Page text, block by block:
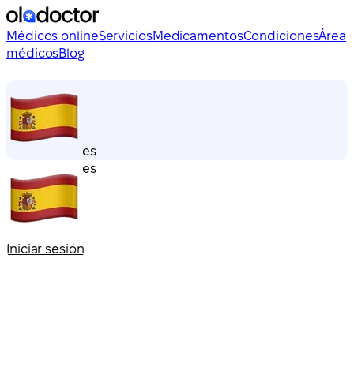
Médicos onlineServiciosMedicamentosCondicionesÁrea
médicosBlog
es
es
Iniciar sesión